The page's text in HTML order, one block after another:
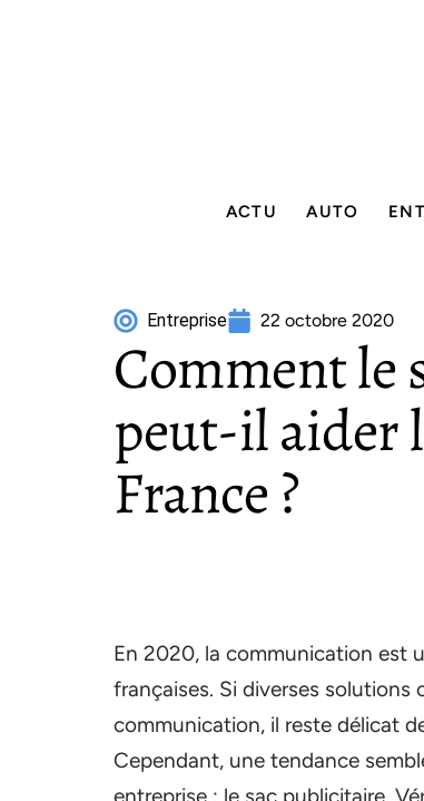
ACTU AUTO
Entreprise 22 octobre 2020
Comment le
peut-il aider
France ?
En 2020, la communication est
françaises. Si diverses
communication, il reste délicat
Cependant, une tendance